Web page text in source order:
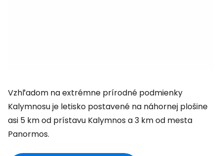
Vzhľadom na extrémne prírodné podmienky
Kalymnosu je letisko postavené na náhornej plošine
asi 5 km od prístavu Kalymnos a 3 km od mesta
Panormos.